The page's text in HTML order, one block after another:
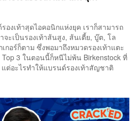
องเท้าสุดไอคอนิกแห่งยุค เราก็สามารถ
ะเป็นรองเท้าส้นสูง, ส้นเตี้ย, บู๊ต, โล
กอร์ก็ตาม ซึ่งพอมาถึงหมวดรองเท้าแตะ
3 ในตอนนี้ก็หนีไม่พ้น Birkenstock ที่
อะไรทำให้แบรนด์รองเท้าสัญชาติ